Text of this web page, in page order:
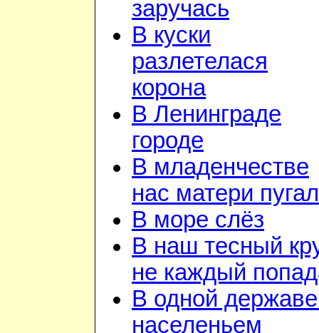
заручась
В куски
разлетелася
корона
В Ленинграде
городе
В младенчестве
нас матери
В море слёз
В наш тесный
не каждый
В одной
населеньем